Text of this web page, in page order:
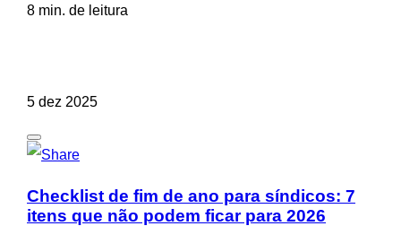
8 min. de leitura
5 dez 2025
Checklist de fim de ano para síndicos: 7
itens que não podem ficar para 2026